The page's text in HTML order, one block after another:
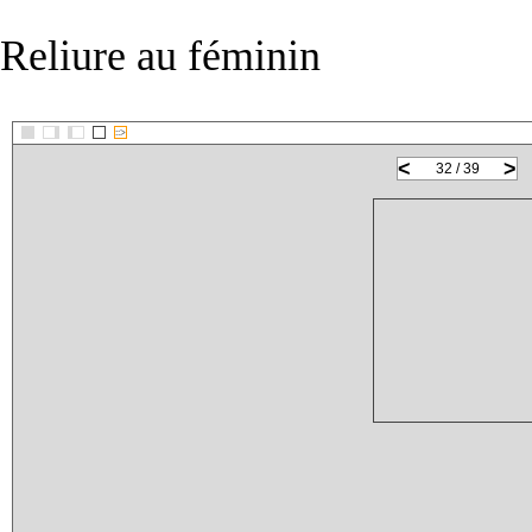
Reliure au féminin
::>
< >
32 / 39